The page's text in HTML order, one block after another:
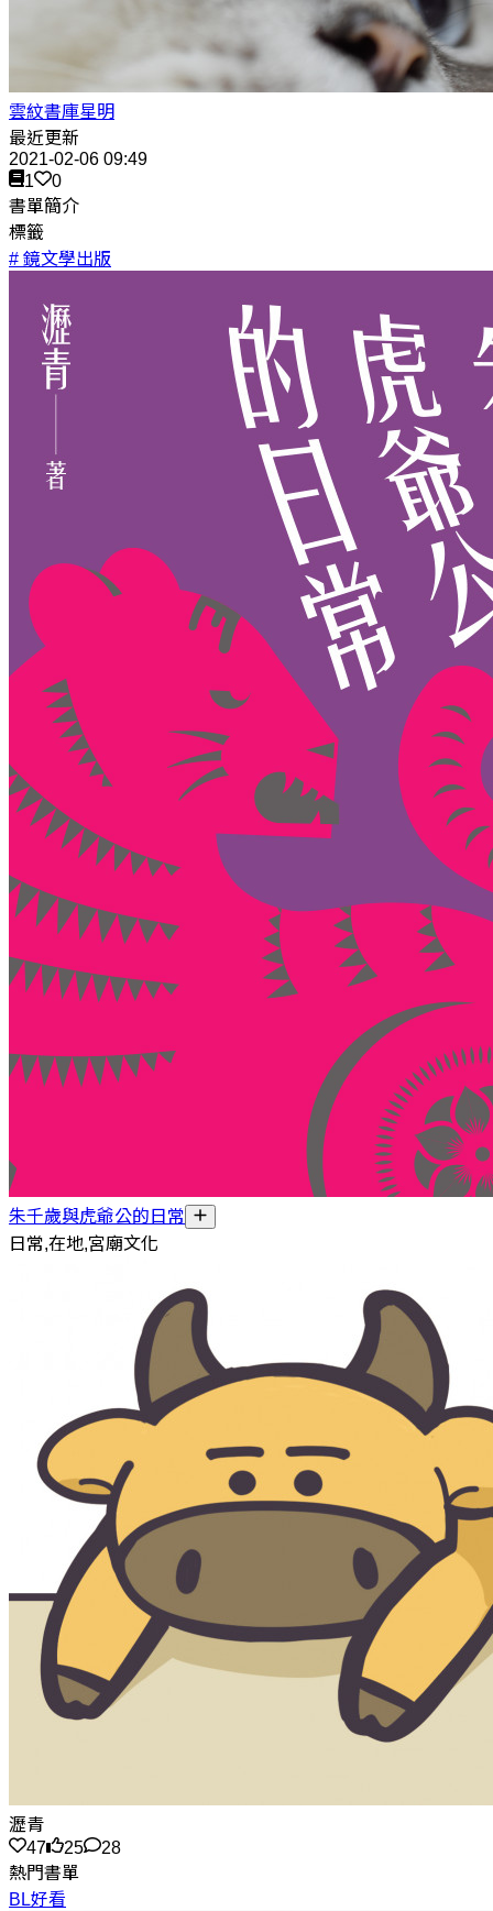
雲紋書庫星明
最近更新
2021-02-06 09:49
1
0
書單簡介
標籤
# 鏡文學出版
朱千歲與虎爺公的日常
日常,在地,宮廟文化
瀝青
47
25
28
熱門書單
BL好看